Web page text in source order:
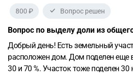
800 ₽ Вопрос решен
Вопрос по выделу доли из
Добрый день! Есть земельный
расположен дом. Дом поделен еще
30 и 70 %. Участок тоже поделен 30